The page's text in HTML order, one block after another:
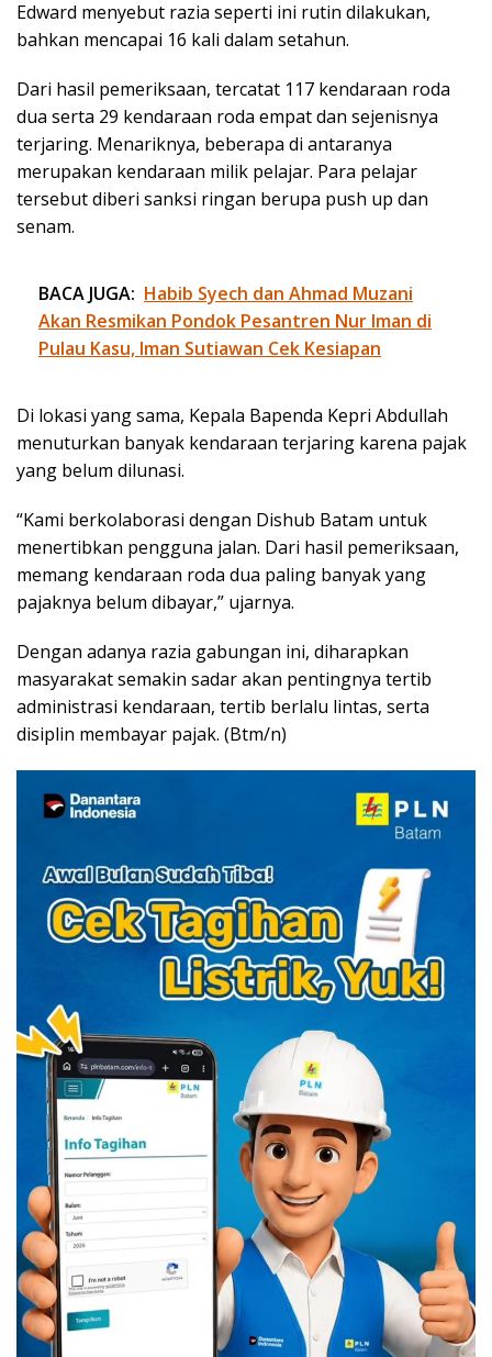
Edward menyebut razia seperti ini rutin dilakukan,
bahkan mencapai 16 kali dalam setahun.
Dari hasil pemeriksaan, tercatat 117 kendaraan roda
dua serta 29 kendaraan roda empat dan sejenisnya
terjaring. Menariknya, beberapa di antaranya
merupakan kendaraan milik pelajar. Para pelajar
tersebut diberi sanksi ringan berupa push up dan
senam.
BACA JUGA: Habib Syech dan Ahmad Muzani
Akan Resmikan Pondok Pesantren Nur Iman di
Pulau Kasu, Iman Sutiawan Cek Kesiapan
Di lokasi yang sama, Kepala Bapenda Kepri Abdullah
menuturkan banyak kendaraan terjaring karena pajak
yang belum dilunasi.
“Kami berkolaborasi dengan Dishub Batam untuk
menertibkan pengguna jalan. Dari hasil pemeriksaan,
memang kendaraan roda dua paling banyak yang
pajaknya belum dibayar,” ujarnya.
Dengan adanya razia gabungan ini, diharapkan
masyarakat semakin sadar akan pentingnya tertib
administrasi kendaraan, tertib berlalu lintas, serta
disiplin membayar pajak. (Btm/n)